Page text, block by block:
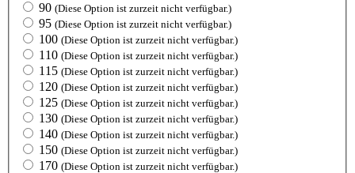
90 (Diese Option ist zurzeit nicht verfügbar.)
95 (Diese Option ist zurzeit nicht verfügbar.)
100 (Diese Option ist zurzeit nicht verfügbar.)
110 (Diese Option ist zurzeit nicht verfügbar.)
115 (Diese Option ist zurzeit nicht verfügbar.)
120 (Diese Option ist zurzeit nicht verfügbar.)
125 (Diese Option ist zurzeit nicht verfügbar.)
130 (Diese Option ist zurzeit nicht verfügbar.)
140 (Diese Option ist zurzeit nicht verfügbar.)
150 (Diese Option ist zurzeit nicht verfügbar.)
170 (Diese Option ist zurzeit nicht verfügbar.)